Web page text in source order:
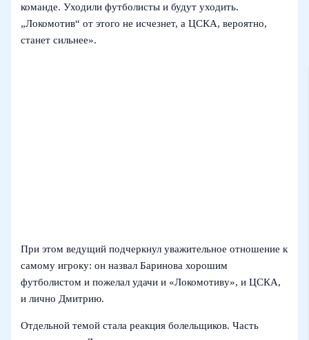
команде. Уходили футболисты и будут уходить.
„Локомотив“ от этого не исчезнет, а ЦСКА, вероятно,
станет сильнее».
При этом ведущий подчеркнул уважительное отношение к
самому игроку: он назвал Баринова хорошим
футболистом и пожелал удачи и «Локомотиву», и ЦСКА,
и лично Дмитрию.
Отдельной темой стала реакция болельщиков. Часть